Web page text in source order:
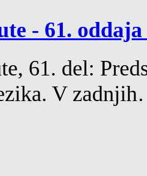
- 61. oddaja
61. del:
V